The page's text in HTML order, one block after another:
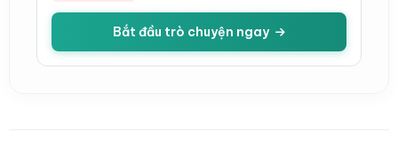
Bắt đầu trò chuyện ngay